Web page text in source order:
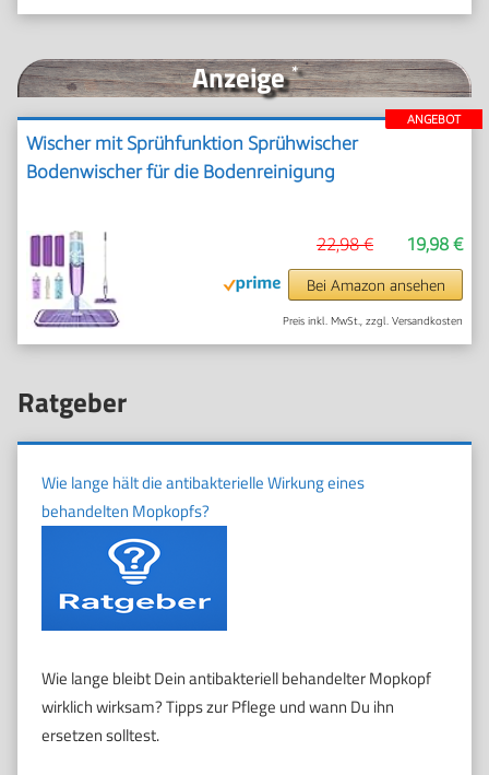
Ratgeber
Wie lange hält die antibakterielle Wirkung eines
behandelten Mopkopfs?
Wie lange bleibt Dein antibakteriell behandelter Mopkopf
wirklich wirksam? Tipps zur Pflege und wann Du ihn
ersetzen solltest.
Anzeige*
ANGEBOT
Wischer mit Sprühfunktion Sprühwischer
Bodenwischer für die Bodenreinigung
19,98 €
22,98 €
Bei Amazon ansehen
Preis inkl. MwSt., zzgl. Versandkosten